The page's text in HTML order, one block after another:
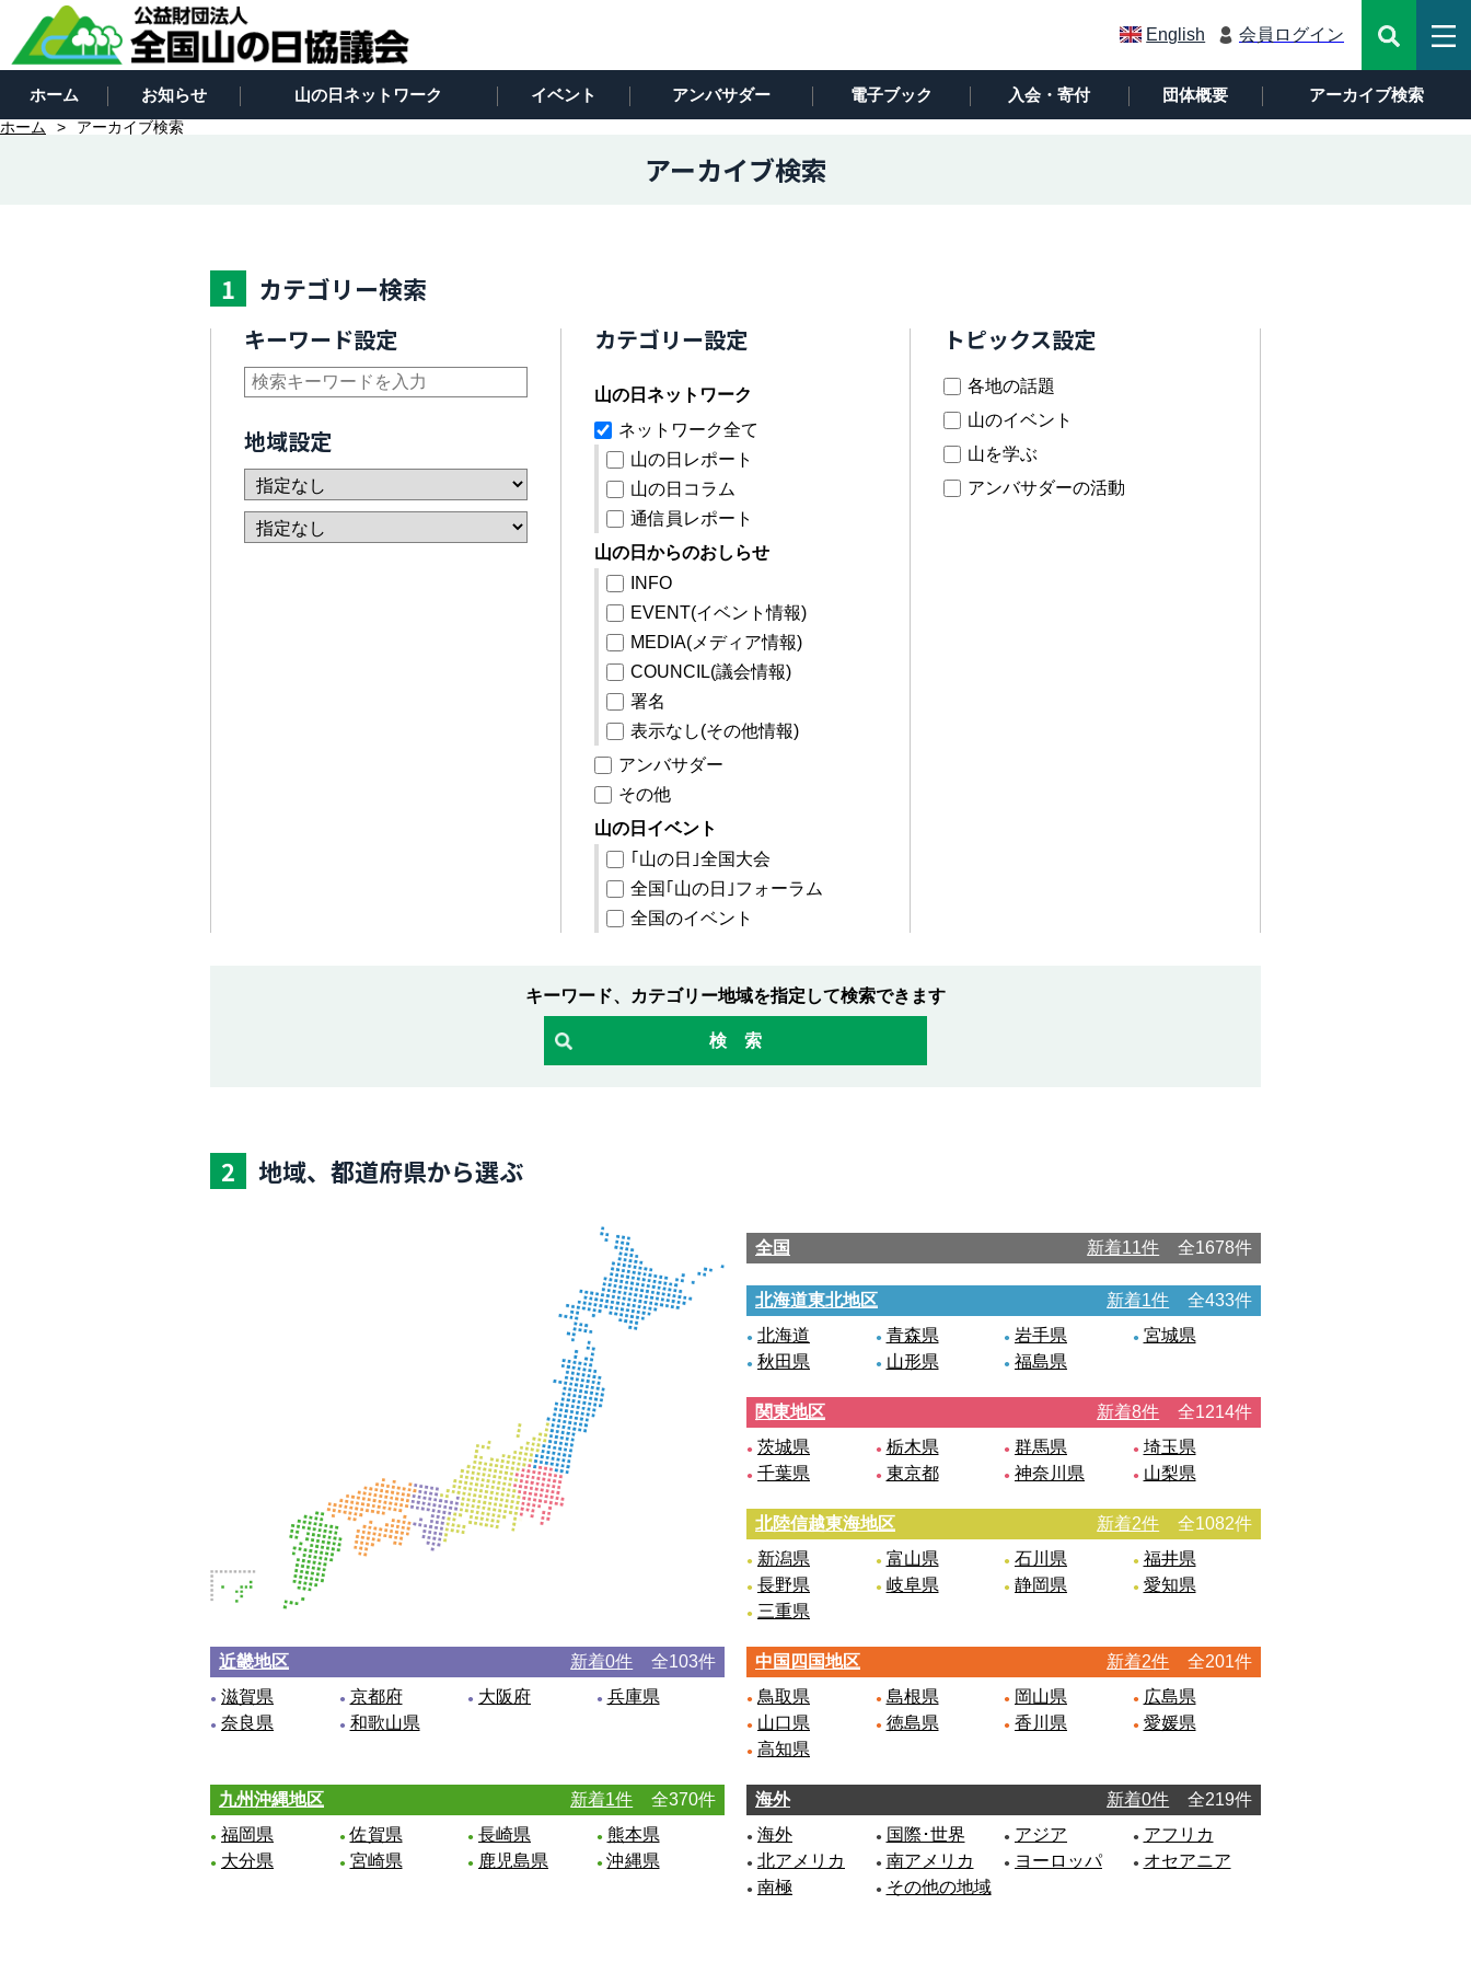
English 会員ログイン
ホーム お知らせ 山の日ネットワーク イベント アンバサダー 電子ブック 入会・寄付 団体概要 アーカイブ検索
ホーム アーカイブ検索
アーカイブ検索
1 カテゴリー検索
キーワード設定
地域設定
カテゴリー設定
山の日ネットワーク
ネットワーク全て
山の日レポート
山の日コラム
通信員レポート
山の日からのおしらせ
INFO
EVENT(イベント情報)
MEDIA(メディア情報)
COUNCIL(議会情報)
署名
表示なし(その他情報)
アンバサダー
その他
山の日イベント
｢山の日｣全国大会
全国｢山の日｣フォーラム
全国のイベント
トピックス設定
各地の話題
山のイベント
山を学ぶ
アンバサダーの活動
キーワード、カテゴリー地域を指定して検索できます
2 地域、都道府県から選ぶ
全国 新着11件 全1678件
北海道東北地区 新着1件
全433件
北海道
青森県 岩手県
宮城県
秋田県
山形県 福島県
関東地区 新着8件
全1214件
茨城県
栃木県 群馬県
埼玉県
千葉県
東京都 神奈川県 山梨県
北陸信越東海地区 新着2件
全1082件
新潟県
富山県 石川県
福井県
長野県
岐阜県 静岡県
愛知県
三重県
近畿地区 新着0件
全103件
滋賀県
京都府 大阪府
兵庫県
奈良県
和歌山県
中国四国地区 新着2件
全201件
鳥取県
島根県 岡山県
広島県
山口県
徳島県 香川県
愛媛県
高知県
九州沖縄地区 新着1件
全370件
福岡県
佐賀県 長崎県
熊本県
大分県
宮崎県 鹿児島県 沖縄県
海外 新着0件
全219件
海外
国際･世界 アジア
アフリカ
北アメリカ
南アメリカ ヨーロッパ
オセアニア
南極
その他の地域